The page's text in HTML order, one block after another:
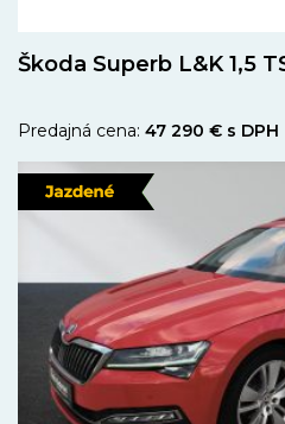
Škoda Superb L&K 1,5
Predajná cena: 47 290 € s DPH